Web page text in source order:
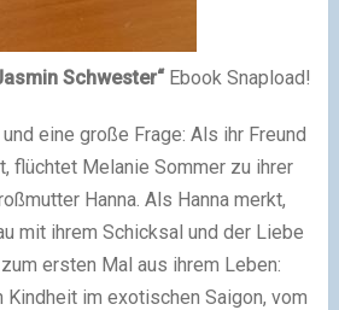
Schwester“Ebook Snapload!
eine große Frage: Als ihr Freund
flüchtet Melanie Sommer zu ihrer
Hanna. Als Hanna merkt,
mit ihrem Schicksal und der Liebe
ersten Mal aus ihrem Leben:
Kindheit im exotischen Saigon, vom